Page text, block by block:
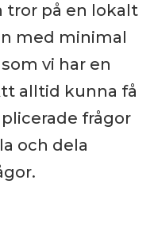
tror på en lokalt
med minimal
vi har en
alltid kunna få
frågor
och dela